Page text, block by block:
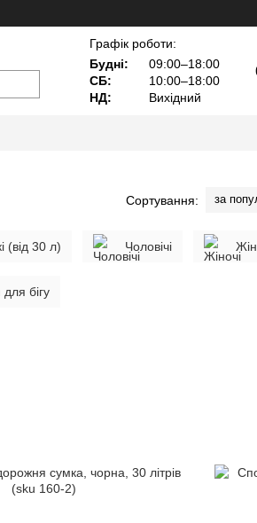
Графік роботи:
Будні:
09:00–18:00
СБ:
10:00–18:00
НД:
Вихідний
Сортування: за
(від 30 л) Чоловічі
бігу